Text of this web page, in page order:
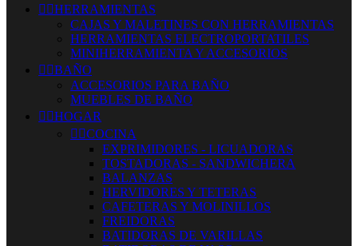
 HERRAMIENTAS
CAJAS Y MALETINES CON HERRAMIENTAS
HERRAMIENTAS ELECTROPORTATILES
MINIHERRAMIENTA Y ACCESORIOS
 BAÑO
ACCESORIOS PARA BAÑO
MUEBLES DE BAÑO
 HOGAR
 COCINA
EXPRIMIDORES - LICUADORAS
TOSTADORAS - SANDWICHERA
BALANZAS
HERVIDORES Y TETERAS
CAFETERAS Y MOLINILLOS
FREIDORAS
BATIDORAS DE VARILLAS